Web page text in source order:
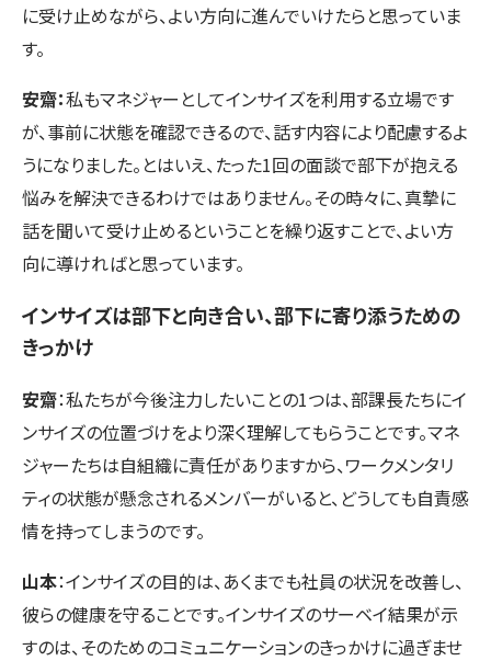
に受け止めながら、よい方向に進んでいけたらと思っていま
す。
安齋：私もマネジャーとしてインサイズを利用する立場です
が、事前に状態を確認できるので、話す内容により配慮するよ
うになりました。とはいえ、たった1回の面談で部下が抱える
悩みを解決できるわけではありません。その時々に、真摯に
話を聞いて受け止めるということを繰り返すことで、よい方
向に導ければと思っています。
インサイズは部下と向き合い、部下に寄り添うための
きっかけ
安齋：私たちが今後注力したいことの1つは、部課長たちにイ
ンサイズの位置づけをより深く理解してもらうことです。マネ
ジャーたちは自組織に責任がありますから、ワークメンタリ
ティの状態が懸念されるメンバーがいると、どうしても自責感
情を持ってしまうのです。
山本：インサイズの目的は、あくまでも社員の状況を改善し、
彼らの健康を守ることです。インサイズのサーベイ結果が示
すのは、そのためのコミュニケーションのきっかけに過ぎませ